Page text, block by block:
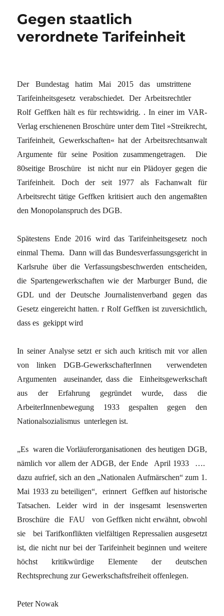
Gegen staatlich
verordnete Tarifeinheit
Der Bundestag hatim Mai 2015 das umstrittene
Tarifeinheitsgesetz verabschiedet. Der Arbeitsrechtler
Rolf Geffken hält es für rechtswidrig. . In einer im VAR-
Verlag erschienenen Broschüre unter dem Titel »Streikrecht,
Tarifeinheit, Gewerkschaften« hat der Arbeitsrechtsanwalt
Argumente für seine Position zusammengetragen. Die
80seitige Broschüre ist nicht nur ein Plädoyer gegen die
Tarifeinheit. Doch der seit 1977 als Fachanwalt für
Arbeitsrecht tätige Geffken kritisiert auch den angemaßten
den Monopolanspruch des DGB.
Spätestens Ende 2016 wird das Tarifeinheitsgesetz noch
einmal Thema. Dann will das Bundesverfassungsgericht in
Karlsruhe über die Verfassungsbeschwerden entscheiden,
die Spartengewerkschaften wie der Marburger Bund, die
GDL und der Deutsche Journalistenverband gegen das
Gesetz eingereicht hatten. r Rolf Geffken ist zuversichtlich,
dass es gekippt wird
In seiner Analyse setzt er sich auch kritisch mit vor allen
von linken DGB-GewerkschafterInnen verwendeten
Argumenten auseinander, dass die Einheitsgewerkschaft
aus der Erfahrung gegründet wurde, dass die
ArbeiterInnenbewegung 1933 gespalten gegen den
Nationalsozialismus unterlegen ist.
„Es waren die Vorläuferorganisationen des heutigen DGB,
nämlich vor allem der ADGB, der Ende April 1933 ….
dazu aufrief, sich an den „Nationalen Aufmärschen“ zum 1.
Mai 1933 zu beteiligen“, erinnert Geffken auf historische
Tatsachen. Leider wird in der insgesamt lesenswerten
Broschüre die FAU von Geffken nicht erwähnt, obwohl
sie bei Tarifkonflikten vielfältigen Repressalien ausgesetzt
ist, die nicht nur bei der Tarifeinheit beginnen und weitere
höchst kritikwürdige Elemente der deutschen
Rechtsprechung zur Gewerkschaftsfreiheit offenlegen.
Peter Nowak